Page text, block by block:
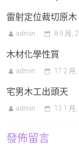
雷射定位裁切原木
admin 8 9 月,
木材化學性質
admin 17 2 月,
宅男木工出頭天
admin 13 1 月,
發佈留言